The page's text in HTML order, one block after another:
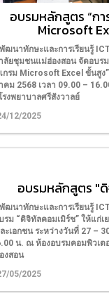
อบรมหลักสูตร “กา
Microsoft
ฒนาทักษะและการเรียนรู้
ลัยชุมชนแม่ฮ่องสอน จัดอบร
กรม Microsoft Excel ขั้นสูง
คม 2568 เวลา 09.00 –
รงพยาบาลศรีสังวาลย์
12/2025
อบรมหลักสูตร "
ฒนาทักษะและการเรียนรู้
รม “ดิจิทัลคอมเมิร์ช” ให้แก่
ะเอกชน ระหว่างวันที่ 27 –
น. ณ ห้องอบรมคอมพิวเต
งสอน
05/2025